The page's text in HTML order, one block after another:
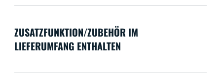
ZUSATZFUNKTION/ZUBEHÖR IM
LIEFERUMFANG ENTHALTEN